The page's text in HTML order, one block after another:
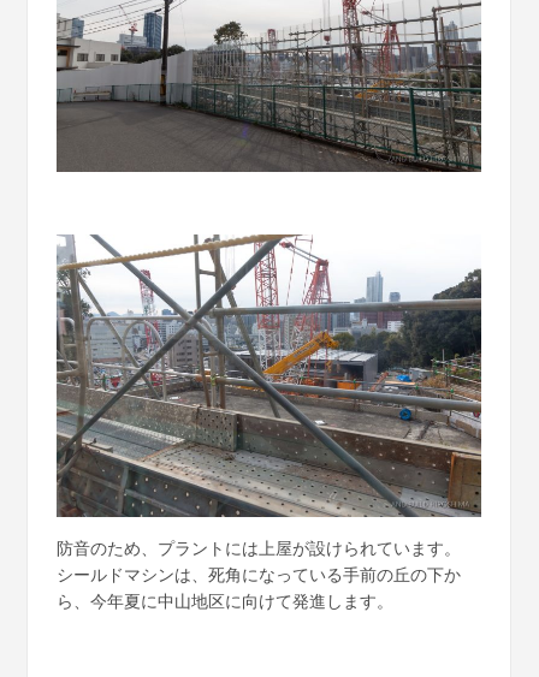
防音のため、プラントには上屋が設けられています。
シールドマシンは、死角になっている手前の丘の下か
ら、今年夏に中山地区に向けて発進します。